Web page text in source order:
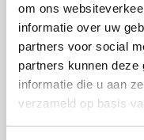
om ons
informatie over uw
partners voor social
partners kunnen deze
informatie die u aan
verzameld op basis
toerisme